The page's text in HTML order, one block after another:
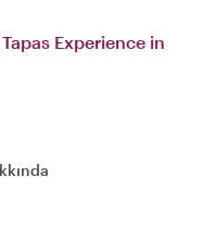
Experience in